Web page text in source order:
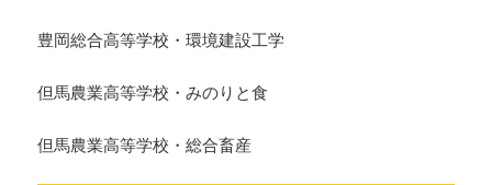
豊岡総合高等学校・環境建設工学
但馬農業高等学校・みのりと食
但馬農業高等学校・総合畜産